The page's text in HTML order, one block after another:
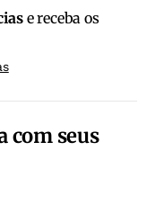
e receba os
com seus